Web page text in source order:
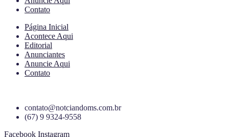
Contato
Página Inicial
Acontece Aqui
Editorial
Anunciantes
Anuncie Aqui
Contato
contato@notciandoms.com.br
(67) 9 9324-9558
Facebook Instagram